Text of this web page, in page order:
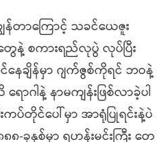
န်တာကြောင့် သခင်ယေဇူး
စကားရည်လုပွဲ လုပ်ပြီး
ချိန်မှာ ဂျက်ဇွစ်ကိုရင် ဘဝနဲ့
ာဂါနဲ့ နာမကျန်းဖြစ်လာခဲ့ပါ
တိုင်ပေါ်မှာ အာရုံပြုရင်းနဲ့ပဲ
-ခုနှစ်မှာ ရဟန်းမင်းကြီး တေ